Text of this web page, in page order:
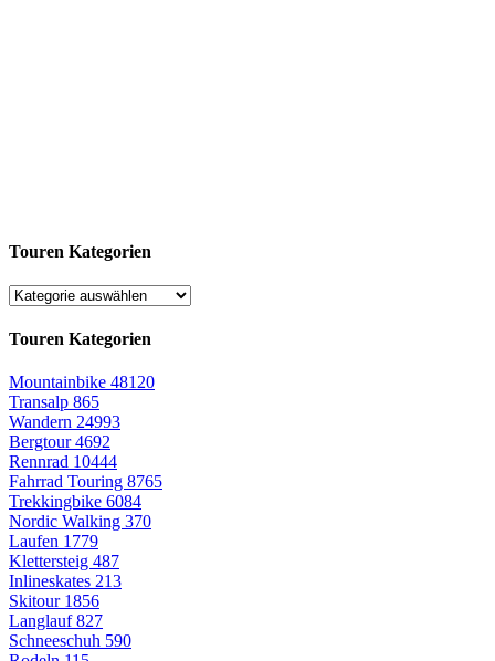
Touren Kategorien
Touren Kategorien
Mountainbike 48120
Transalp 865
Wandern 24993
Bergtour4692
Rennrad 10444
Fahrrad Touring 8765
Trekkingbike 6084
Nordic Walking 370
Laufen 1779
Klettersteig 487
Inlineskates 213
Skitour 1856
Langlauf827
Schneeschuh 590